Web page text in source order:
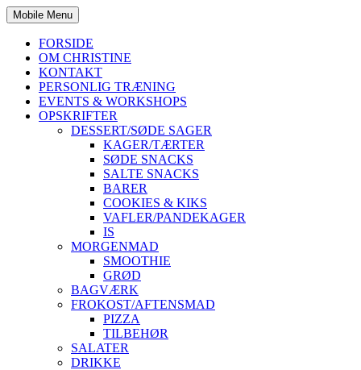
Mobile Menu
FORSIDE
OM CHRISTINE
KONTAKT
PERSONLIG TRÆNING
EVENTS & WORKSHOPS
OPSKRIFTER
DESSERT/SØDE SAGER
KAGER/TÆRTER
SØDE SNACKS
SALTE SNACKS
BARER
COOKIES & KIKS
VAFLER/PANDEKAGER
IS
MORGENMAD
SMOOTHIE
GRØD
BAGVÆRK
FROKOST/AFTENSMAD
PIZZA
TILBEHØR
SALATER
DRIKKE